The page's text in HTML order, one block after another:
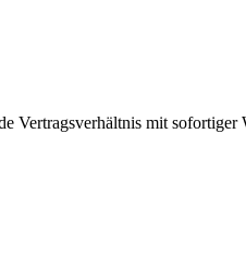
Vertragsverhältnis mit sofortiger